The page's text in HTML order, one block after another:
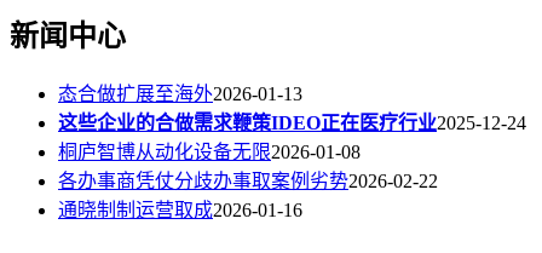
新闻中心
态合做扩展至海外2026-01-13
这些企业的合做需求鞭策IDEO正在医疗行业2025-12-24
桐庐智博从动化设备无限2026-01-08
各办事商凭仗分歧办事取案例劣势2026-02-22
通晓制制运营取成2026-01-16